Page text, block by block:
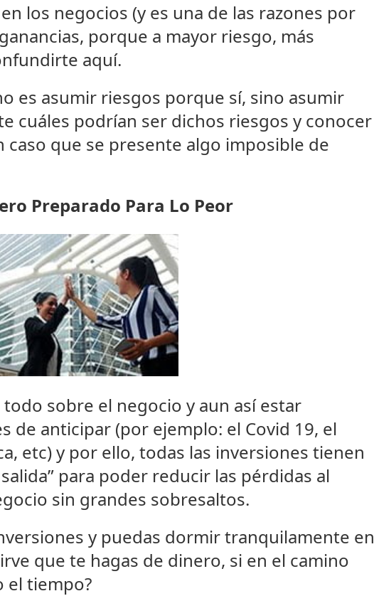
los negocios (y es una de las razones por
porque a mayor riesgo, más
aquí.
es asumir riesgos porque sí, sino asumir
cuáles podrían ser dichos riesgos y conocer
que se presente algo imposible de
Preparado Para Lo Peor
sobre el negocio y aun así estar
de anticipar (por ejemplo: el Covid 19, el
etc) y por ello, todas las inversiones tienen
para poder reducir las pérdidas al
sin grandes sobresaltos.
y puedas dormir tranquilamente en
que te hagas de dinero, si en el camino
el tiempo?